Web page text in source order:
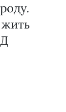
жить